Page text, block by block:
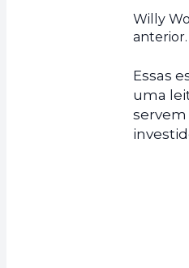
Willy
anterior.
Essas
uma
servem